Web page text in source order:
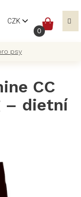
CZK
psy
CC
– dietní